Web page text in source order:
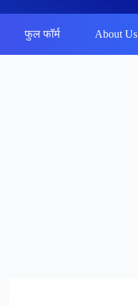
फुल फॉर्म About Us